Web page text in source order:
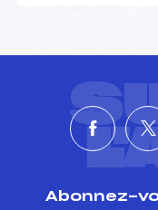
Abonnez-